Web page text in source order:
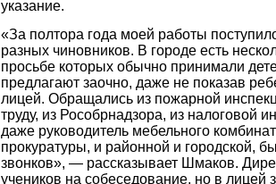
указание.
«За полтора года моей работы
разных чиновников. В городе есть
просьбе которых обычно принимали
предлагают заочно, даже не показав
лицей. Обращались из пожарной
труду, из Рособрнадзора, из налоговой
даже руководитель мебельного
прокуратуры, и районной и городской,
звонков», — рассказывает Шмаков.
учеников на собеседование, но в лицей